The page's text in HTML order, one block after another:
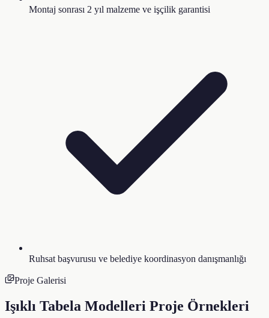
Montaj sonrası 2 yıl malzeme ve işçilik garantisi
Ruhsat başvurusu ve belediye koordinasyon danışmanlığı
Proje Galerisi
Işıklı Tabela Modelleri Proje Örnekleri